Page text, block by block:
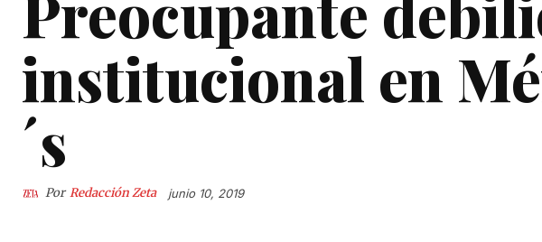
institucional en
´s
Por Redacción Zeta junio 10, 2019